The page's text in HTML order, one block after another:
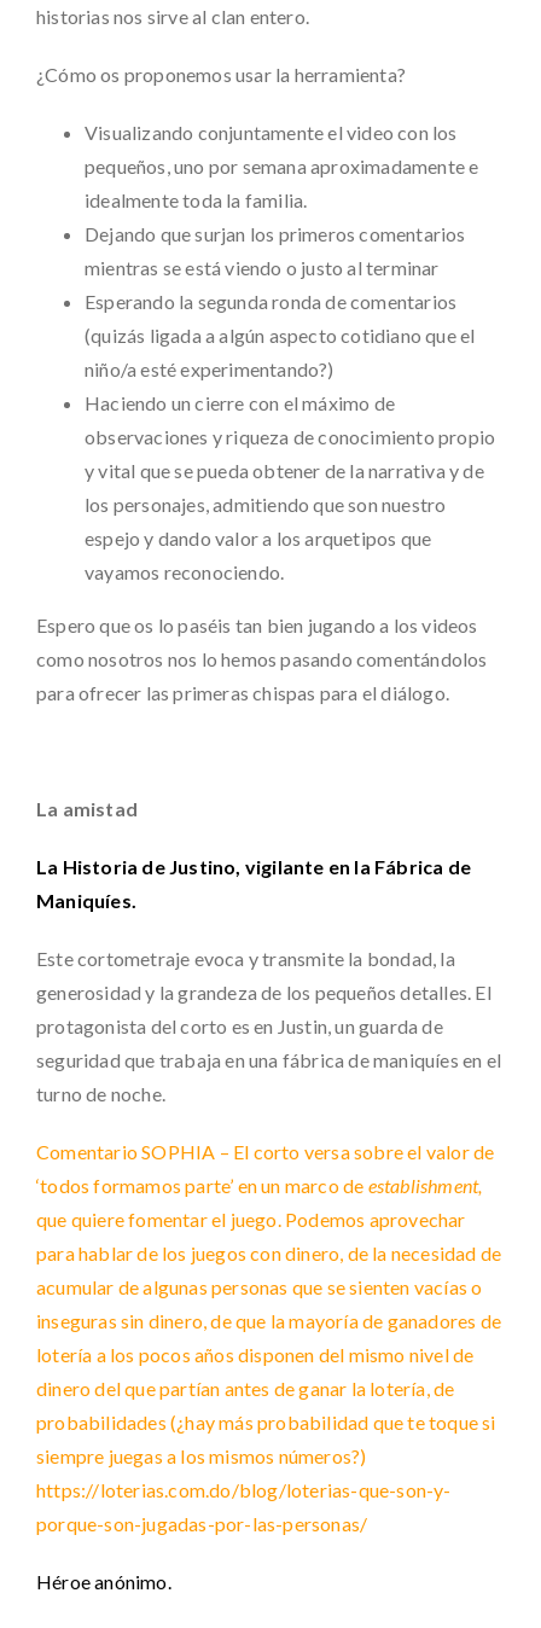
historias nos sirve al clan entero.
¿Cómo os proponemos usar la herramienta?
Visualizando conjuntamente el video con los
pequeños, uno por semana aproximadamente e
idealmente toda la familia.
Dejando que surjan los primeros comentarios
mientras se está viendo o justo al terminar
Esperando la segunda ronda de comentarios
(quizás ligada a algún aspecto cotidiano que el
niño/a esté experimentando?)
Haciendo un cierre con el máximo de
observaciones y riqueza de conocimiento propio
y vital que se pueda obtener de la narrativa y de
los personajes, admitiendo que son nuestro
espejo y dando valor a los arquetipos que
vayamos reconociendo.
Espero que os lo paséis tan bien jugando a los videos
como nosotros nos lo hemos pasando comentándolos
para ofrecer las primeras chispas para el diálogo.
La amistad
La Historia de Justino, vigilante en la Fábrica de
Maniquíes.
Este cortometraje evoca y transmite la bondad, la
generosidad y la grandeza de los pequeños detalles. El
protagonista del corto es en Justin, un guarda de
seguridad que trabaja en una fábrica de maniquíes en el
turno de noche.
Comentario SOPHIA – El corto versa sobre el valor de
‘todos formamos parte’ en un marco de establishment,
que quiere fomentar el juego. Podemos aprovechar
para hablar de los juegos con dinero, de la necesidad de
acumular de algunas personas que se sienten vacías o
inseguras sin dinero, de que la mayoría de ganadores de
lotería a los pocos años disponen del mismo nivel de
dinero del que partían antes de ganar la lotería, de
probabilidades (¿hay más probabilidad que te toque si
siempre juegas a los mismos números?)
https://loterias.com.do/blog/loterias-que-son-y-
porque-son-jugadas-por-las-personas/
Héroe anónimo.